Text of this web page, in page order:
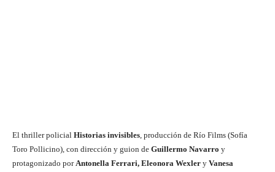
El thriller policial Historias invisibles, producción de Río Films (Sofía
Toro Pollicino), con dirección y guion de Guillermo Navarro y
protagonizado porAntonella Ferrari, Eleonora Wexler y Vanesa